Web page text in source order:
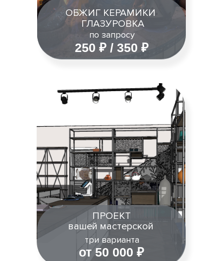
ОБЖИГ КЕРАМИКИ
ГЛАЗУРОВКА
три варианта
от 50 000 ₽
вашей мастерской
250 ₽ / 350 ₽
по запросу
ПРОЕКТ